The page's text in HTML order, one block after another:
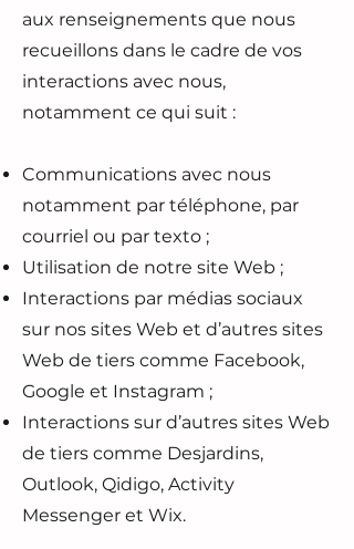
aux renseignements que nous
recueillons dans le cadre de vos
interactions avec nous,
notamment ce qui suit :
Communications avec nous
notamment par téléphone, par
courriel ou par texto ;
Utilisation de notre site Web ;
Interactions par médias sociaux
sur nos sites Web et d’autres sites
Web de tiers comme Facebook,
Google et Instagram ;
Interactions sur d’autres sites Web
de tiers comme Desjardins,
Outlook, Qidigo, Activity
Messenger et Wix.